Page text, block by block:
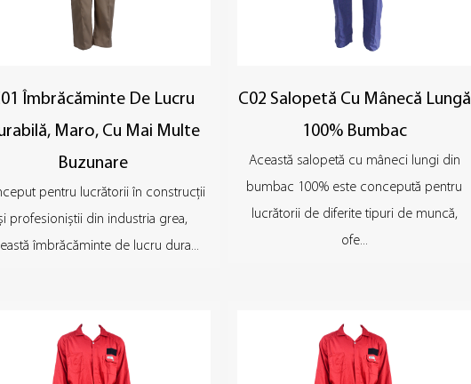
Îmbrăcăminte De Lucru
Maro, Cu Mai Multe
Buzunare
pentru lucrătorii în construcții
profesioniștii din industria grea,
îmbrăcăminte de lucru dura...
C02 Salopetă Cu Mânecă Lungă
100% Bumbac
Această salopetă cu mâneci lungi din
bumbac 100% este concepută pentru
lucrătorii de diferite tipuri de muncă,
ofe...